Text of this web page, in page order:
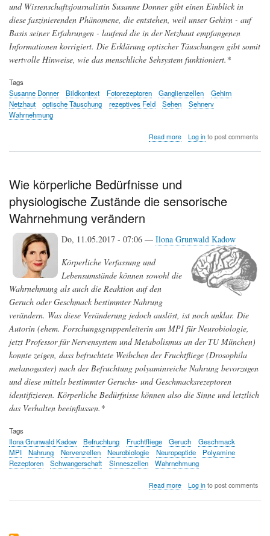
und Wissenschaftsjournalistin Susanne Donner gibt einen Einblick in
diese faszinierenden Phänomene, die entstehen, weil unser Gehirn - auf
Basis seiner Erfahrungen - laufend die in der Netzhaut empfangenen
Informationen korrigiert. Die Erklärung optischer Täuschungen gibt somit
wertvolle Hinweise, wie das menschliche Sehsystem funktioniert.*
Tags
Susanne Donner
Bildkontext Fotorezeptoren Ganglienzellen
Gehirn
Netzhaut
optische Täuschung rezeptives Feld Sehen
Sehnerv
Wahrnehmung
Read moreabout
wahrnehmen?
Log into post comments
Wie körperliche Bedürfnisse und
physiologische Zustände die sensorische
Wahrnehmung verändern
Do, 11.05.2017 - 07:06 — Ilona Grunwald Kadow
Körperliche Verfassung und
Lebensumstände können sowohl die
Wahrnehmung als auch die Reaktion auf den
Geruch oder Geschmack bestimmter Nahrung
verändern. Was diese Veränderung jedoch auslöst, ist noch unklar. Die
Autorin (ehem. Forschungsgruppenleiterin am MPI für Neurobiologie,
jetzt Professor für Nervensystem und Metabolismus an der TU München)
konnte zeigen, dass befruchtete Weibchen der Fruchtfliege (Drosophila
melanogaster) nach der Befruchtung polyaminreiche Nahrung bevorzugen
und diese mittels bestimmter Geruchs- und Geschmacksrezeptoren
identifizieren. Körperliche Bedürfnisse können also die Sinne und letztlich
das Verhalten beeinflussen.*
Tags
Ilona Grunwald Kadow
Befruchtung Fruchtfliege Geruch
Geschmack
MPI
Nahrung Nervenzellen Neurobiologie Neuropeptide
Polyamine
Rezeptoren
Schwangerschaft Sinneszellen Wahrnehmung
Read moreabout
Log into post comments